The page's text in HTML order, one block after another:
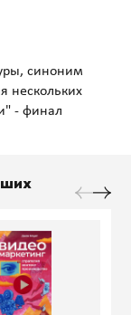
синоним
нескольких
- финал